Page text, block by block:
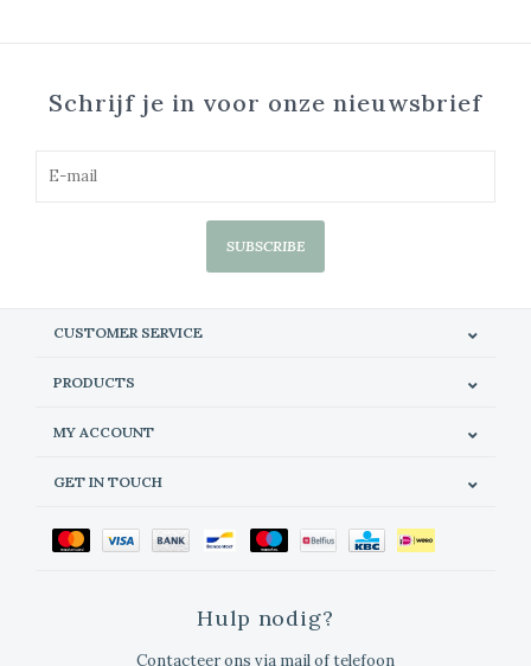
Schrijf je in voor onze nieuwsbrief
SUBSCRIBE
CUSTOMER SERVICE
PRODUCTS
MY ACCOUNT
GET IN TOUCH
Hulp nodig?
Contacteer ons via mail of telefoon